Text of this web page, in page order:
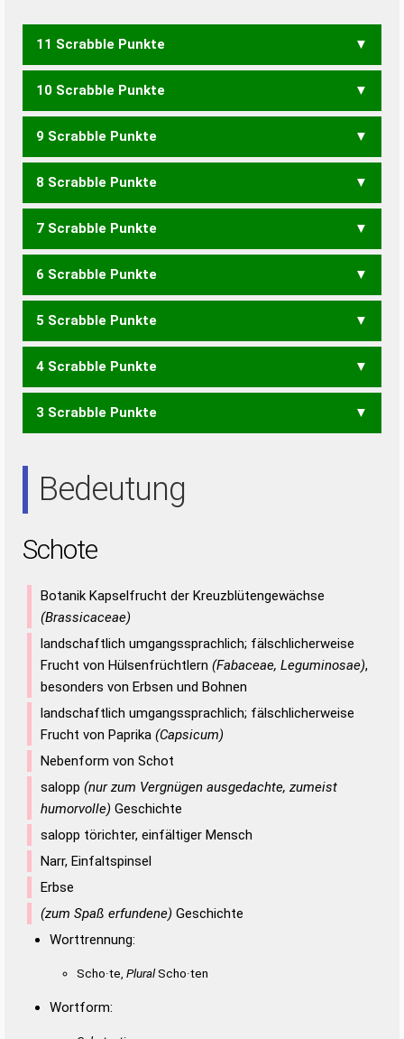
11 Scrabble Punkte
ECHOST OCHSET OCHSTE
10 Scrabble Punkte
CHOSE ECHOS ECHOT
9 Scrabble Punkte
ECHO OCHS
8 Scrabble Punkte
OCH ECHT SECH
7 Scrabble Punkte
ETHOS THEOS
6 Scrabble Punkte
CES SEC HOSE HOST
5 Scrabble Punkte
OSTE SEHT STEH TOSE
4 Scrabble Punkte
EOS OST TOS
3 Scrabble Punkte
Bedeutung
Schote
Botanik Kapselfrucht der Kreuzblütengewächse
(Brassicaceae)
landschaftlich umgangssprachlich; fälschlicherweise
Frucht von Hülsenfrüchtlern (Fabaceae, Leguminosae),
besonders von Erbsen und Bohnen
landschaftlich umgangssprachlich; fälschlicherweise
Frucht von Paprika (Capsicum)
Nebenform von Schot
salopp (nur zum Vergnügen ausgedachte, zumeist
humorvolle) Geschichte
salopp törichter, einfältiger Mensch
Narr, Einfaltspinsel
Erbse
(zum Spaß erfundene) Geschichte
Worttrennung:
Scho·te, PluralScho·ten
Wortform: